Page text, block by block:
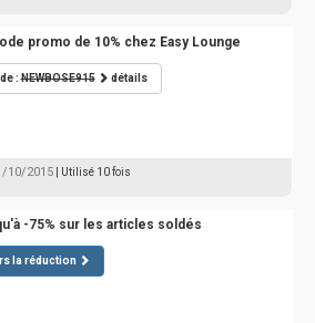
promo de 10% chez Easy Lounge
:NEWBOSE915 détails
10/2015 | Utilisé 10 fois
-75% sur les articles soldés
la réduction